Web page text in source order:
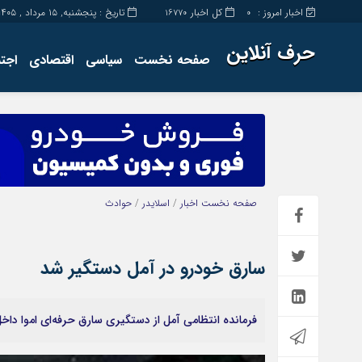
کل اخبار 16770 اخبار امروز : 0 تاریخ : پنجشنبه, ۱۵ مرداد , ۱۴۰۵
حرف آنلاین صفحه نخست سیاسی اقتصادی
صفحه نخست اخبار / اسلایدر / حوادث
سارق خودرو در آمل دستگیر شد
فرمانده انتظامی آمل از دستگیری سارق حرفه‌ای اموا داخل خودرو با ۱۳ فقره سرقت در آن